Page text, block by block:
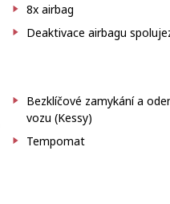
8x airbag
Deaktivace airbagu
Bezklíčové zamykání a
vozu (Kessy)
Tempomat